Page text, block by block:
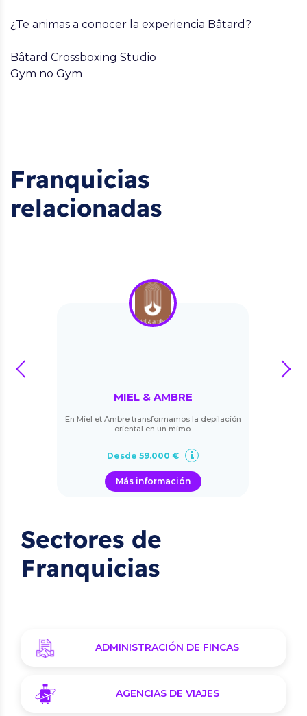
¿ Te animas a conocer la experiencia Bâtard?
Bâtard Crossboxing Studio
Gym no Gym
Franquicias
relacionadas
MIEL & AMBRE
En Miel et Ambre transformamos la depilación
oriental en un mimo.
Desde 59.000 €
Más información
prev next
Sectores de
Franquicias
ADMINISTRACIÓN DE FINCAS
AGENCIAS DE VIAJES